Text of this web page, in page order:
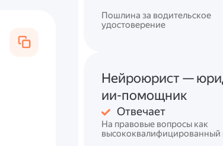
Пошлина за водительское
удостоверение
Нейроюрист —
ии-помощник
Отвечает
На правовые вопросы как
высококвалифицированный